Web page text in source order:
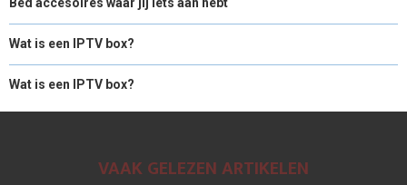
Wat is een IPTV box?
Wat is een IPTV box?
VAAK GELEZEN ARTIKELEN